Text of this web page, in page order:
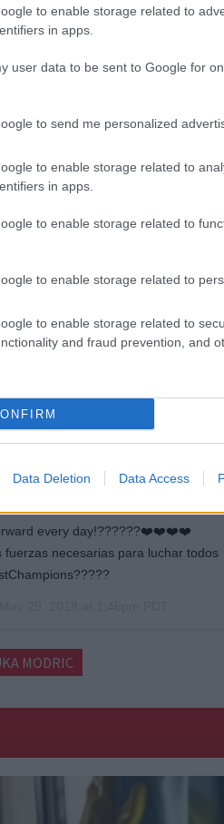
to enable storage related to
in apps.
user data to be sent to Google for
to send me personalized
to enable storage related to
in apps.
to enable storage related to
to enable storage related to
to enable storage related to
and fraud prevention, and
Data Deletion Data Access
every day!??????❤️❤️❤️❤️
necesarias para luchar todos
MODRIC